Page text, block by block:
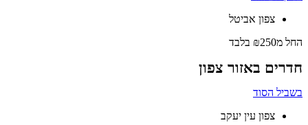
צפון אביטל
החל מ₪250 בלבד
חדרים באזור צפון
בשביל הסוד
צפון עין יעקב